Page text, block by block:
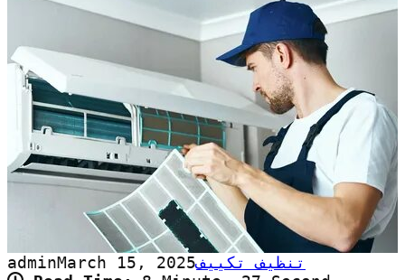
adminMarch 15, 2025تنظيف تكييف